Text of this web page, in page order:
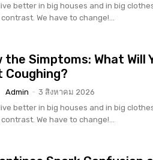
better in big houses and in big
We have to change!...
the Simptoms: What Will
Admin - 3 สิงหาคม 2026
better in big houses and in big
We have to change!...